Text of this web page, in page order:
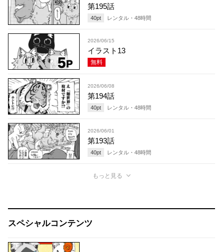
第195話
40pt レンタル・ 48時間
2026/06/15
イラスト13
無料
2026/06/08
第194話
40pt レンタル・ 48時間
2026/06/01
第193話
40pt レンタル・ 48時間
もっと見る
スペシャルコンテンツ